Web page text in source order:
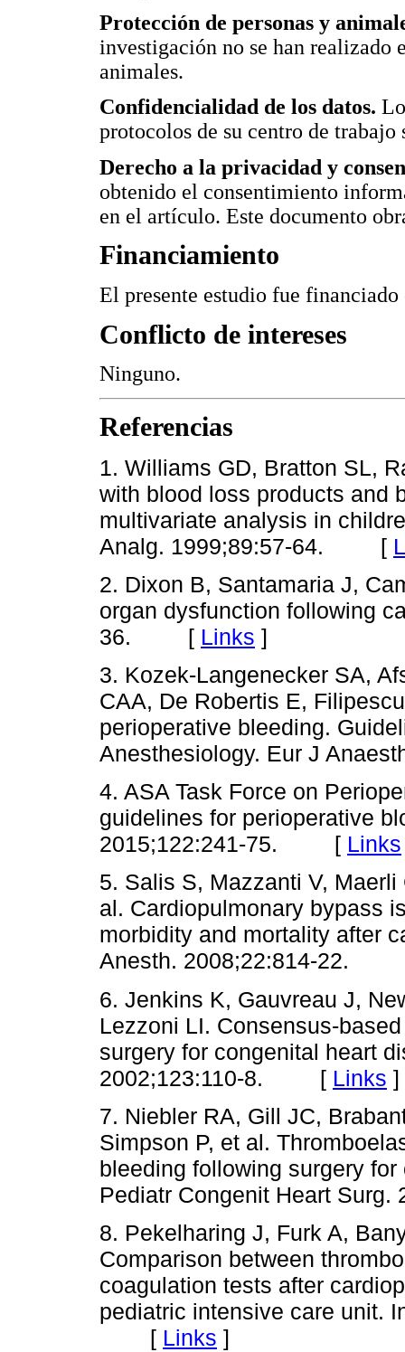
Protección de personas y
investigación no se han realizado
animales.
Confidencialidad de los datos.
protocolos de su centro de
Derecho a la privacidad y
obtenido el consentimiento
en el artículo. Este documento
Financiamiento
El presente estudio fue financiado
Conflicto de intereses
Ninguno.
Referencias
1. Williams GD, Bratton SL,
with blood loss products and
multivariate analysis in
Analg. 1999;89:57-64. [
2. Dixon B, Santamaria J,
organ dysfunction following
36. [ Links ]
3. Kozek-Langenecker SA,
CAA, De Robertis E,
perioperative bleeding.
Anesthesiology. Eur J
4. ASA Task Force on
guidelines for perioperative
2015;122:241-75. [ Links
5. Salis S, Mazzanti V,
al. Cardiopulmonary bypass
morbidity and mortality after
Anesth. 2008;22:814-
6. Jenkins K, Gauvreau J,
Lezzoni LI. Consensus-
surgery for congenital heart
2002;123:110-8. [ Links ]
7. Niebler RA, Gill JC,
Simpson P, et al.
bleeding following surgery
Pediatr Congenit Heart
8. Pekelharing J, Furk A,
Comparison between
coagulation tests after
pediatric intensive care unit.
[ Links ]